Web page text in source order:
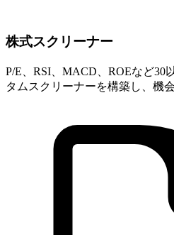
株式スクリーナー
P/E、RSI、MACD、ROEなど30
タムスクリーナーを構築し、機